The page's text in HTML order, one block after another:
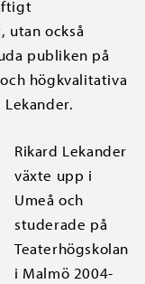
utan också
publiken på
högkvalitativa
Rikard Lekander
växte upp i
Umeå och
studerade på
Teaterhögskolan
i Malmö 2004-